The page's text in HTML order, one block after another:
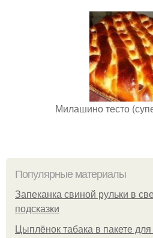
Милашино тесто
Популярные материалы
Запеканка свиной рульки в
подсказки
Цыплёнок табака в пакете